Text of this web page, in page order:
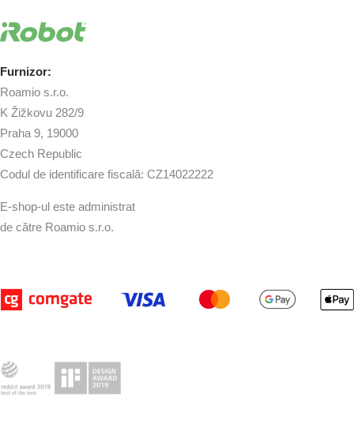
Furnizor:
Roamio s.r.o.
K Žižkovu 282/9
Praha 9, 19000
Czech Republic
Codul de identificare fiscală: CZ14022222
E-shop-ul este administrat
de către Roamio s.r.o.